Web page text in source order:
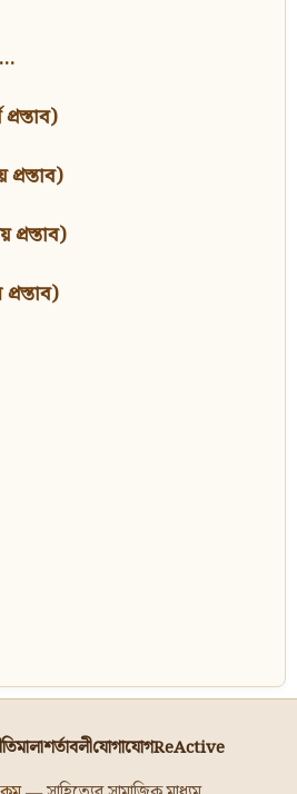
প্রস্তাব)
শর্তাবলীযোগাযোগReActive